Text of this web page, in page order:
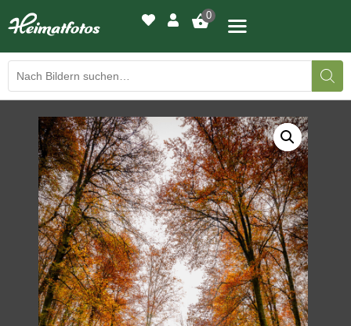
0
BILDERGALERIE
DRUCKQUALITÄTEN
LED-LEUCHTBILDER
WIR DRUCKEN IHR BILD
AUSSTELLUNGEN
HEIMATLICHTER